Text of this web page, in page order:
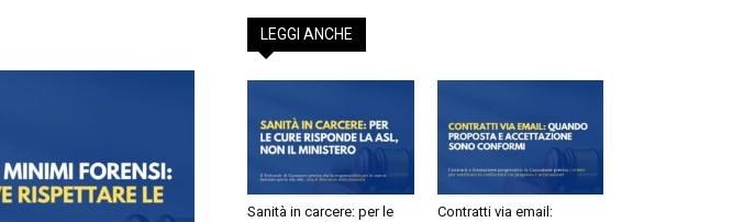
LEGGI ANCHE
Sanità in carcere: per le
Contratti via email: